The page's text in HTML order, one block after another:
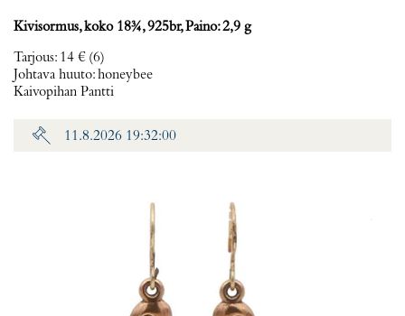
Kivisormus, koko 18¾, 925br, Paino: 2,9 g
Tarjous: 14 € (6)
Johtava huuto:honeybee
Kaivopihan Pantti
11.8.2026 19:32:00